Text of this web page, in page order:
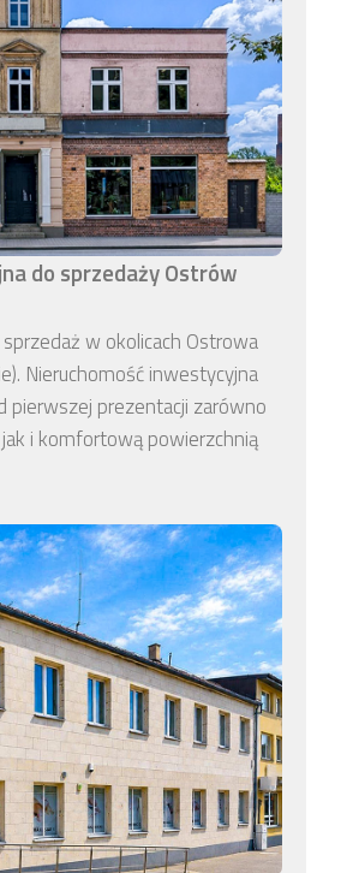
do sprzedaży Ostrów
w okolicach Ostrowa
Nieruchomość inwestycyjna
pierwszej prezentacji zarówno
i komfortową powierzchnią